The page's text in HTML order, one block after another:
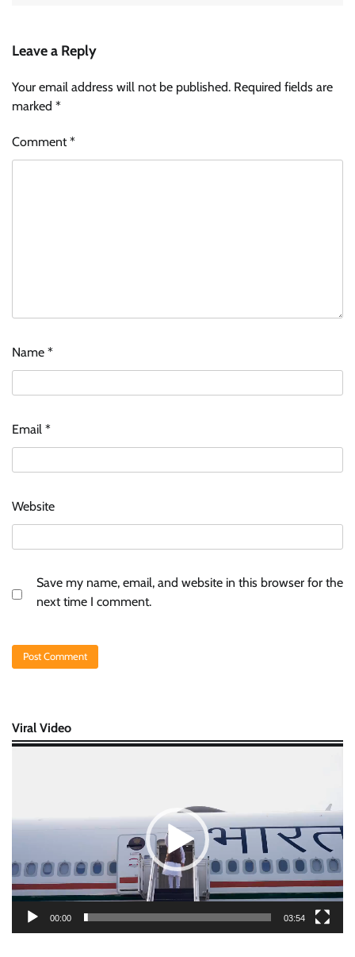
Leave a Reply
Your email address will not be published. Required fields are
marked *
Comment*
Name *
Email *
Website
Save my name, email, and website in this browser for the
next time I comment.
Viral Video
00:00 03:54